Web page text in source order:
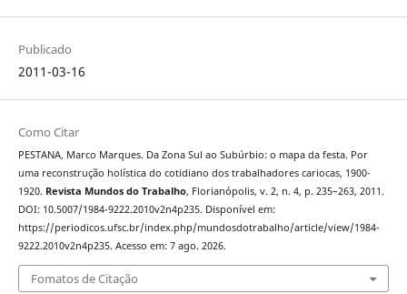
Publicado
2011-03-16
Como Citar
PESTANA, Marco Marques. Da Zona Sul ao Subúrbio: o mapa da festa. Por
uma reconstrução holística do cotidiano dos trabalhadores cariocas, 1900-
1920. Revista Mundos do Trabalho, Florianópolis, v. 2, n. 4, p. 235–263, 2011.
DOI: 10.5007/1984-9222.2010v2n4p235. Disponível em:
https://periodicos.ufsc.br/index.php/mundosdotrabalho/article/view/1984-
9222.2010v2n4p235. Acesso em: 7 ago. 2026.
Fomatos de Citação